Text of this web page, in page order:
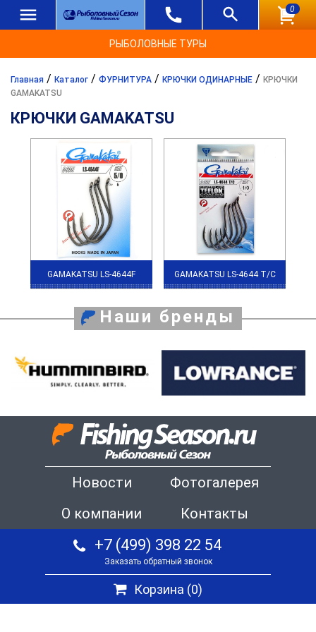
0
РЫБОЛОВНЫЕ ТУРЫ
Главная / Каталог / ФУРНИТУРА / КРЮЧКИ ОДИНАРНЫЕ / КРЮЧКИ
GAMAKATSU
КРЮЧКИ GAMAKATSU
GAMAKATSU LS-4644F GAMAKATSU LS-4644 T/C
Наши бренды
Новости
Фотогалерея
О компании
Контакты
+7 (499) 398 22 54
Заказать обратный звонок
Корзина (0)